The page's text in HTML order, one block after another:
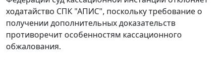
ходатайство СПК "АПИС", поскольку требование о
получении дополнительных доказательств
противоречит особенностям кассационного
обжалования.